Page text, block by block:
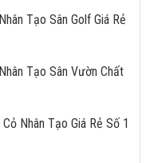
Tạo Sân Golf Giá Rẻ
Tạo Sân Vườn Chất
Nhân Tạo Giá Rẻ Số 1